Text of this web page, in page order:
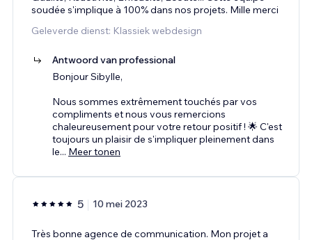
soudée s'implique à 100% dans nos projets. Mille merci
Geleverde dienst: Klassiek webdesign
Antwoord van professional
Bonjour Sibylle,
Nous sommes extrêmement touchés par vos
compliments et nous vous remercions
chaleureusement pour votre retour positif ! 🌟 C'est
toujours un plaisir de s'impliquer pleinement dans
le... Meer tonen
5 10 mei 2023
Très bonne agence de communication. Mon projet a